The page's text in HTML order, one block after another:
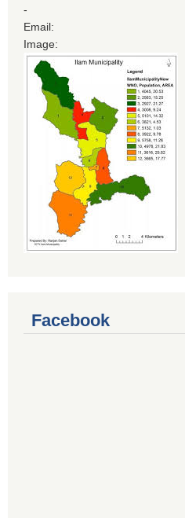
-
Email:
Image:
Facebook